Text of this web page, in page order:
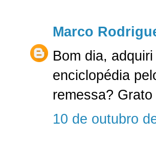
Marco
Bom dia,
enciclopédia
remessa? Grato
10 de outubro